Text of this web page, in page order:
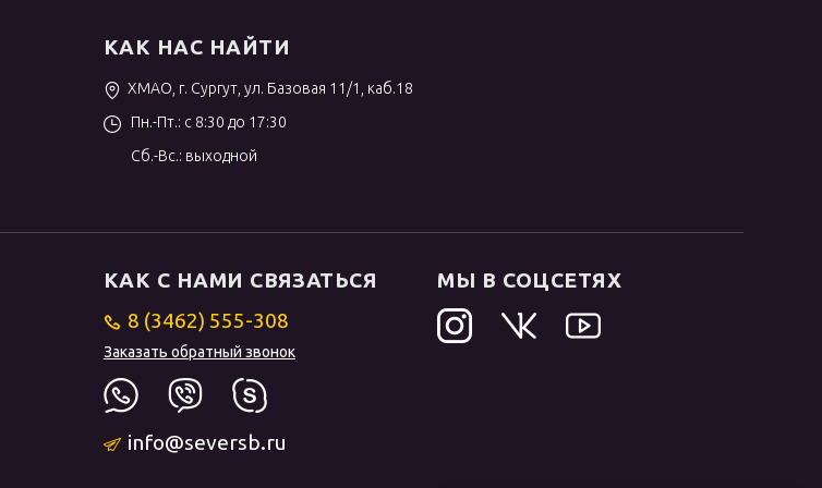
КАК НАС НАЙТИ
ХМАО, г. Сургут, ул. Базовая 11/1, каб.18
Пн.-Пт.: с 8:30 до 17:30
Сб.-Вс.: выходной
КАК С НАМИ СВЯЗАТЬСЯ
8 (3462) 555-308
Заказать обратный звонок
info@seversb.ru
МЫ В СОЦСЕТЯХ